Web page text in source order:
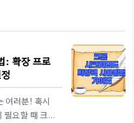
물리적 고장이
포맷하지 말
..
끄는 것이 아니
(노란잭)을 분
B tv 셋톱박스
시 오류가 해
잘 됐는데 오늘
히 해결되는 경
먼저 확인– B
뒤 말해 봅니
: 확장 프로
여러분! 혹시
요할 때 크롬